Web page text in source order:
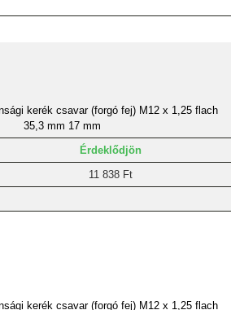
kerék csavar (forgó fej) M12 x 1,25 flach
35,3 mm 17 mm
Érdeklődjön
11 838 Ft
kerék csavar (forgó fej) M12 x 1,25 flach